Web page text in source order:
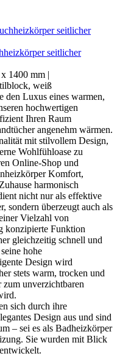
seitlicher
1400 mm |
weiß
den Luxus eines warmen,
hochwertigen
Ihren Raum
angenehm wärmen.
mit stilvollem Design,
Wohlfühloase zu
Online-Shop und
Komfort,
harmonisch
nicht nur als effektive
sondern überzeugt auch als
Vielzahl von
konzipierte Funktion
gleichzeitig schnell und
hohe
Design wird
stets warm, trocken und
unverzichtbaren
sich durch ihre
Design aus und sind
– sei es als Badheizkörper
Sie wurden mit Blick